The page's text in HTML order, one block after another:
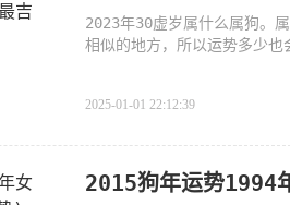
2023年30虚岁属什么属狗。
相似的地方，所以运势多少
2025-01-01 22:12:39
2015狗年运势1994